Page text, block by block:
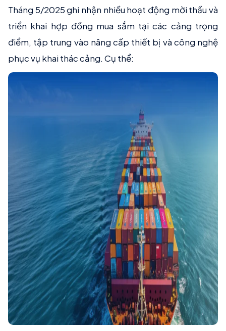
Tháng 5/2025 ghi nhận nhiều hoạt động mời thầu và
triển khai hợp đồng mua sắm tại các cảng trọng
điểm, tập trung vào nâng cấp thiết bị và công nghệ
phục vụ khai thác cảng. Cụ thể: